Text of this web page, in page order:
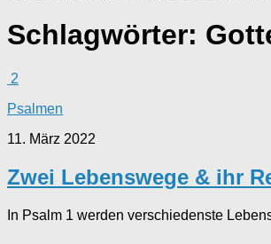
Schlagwörter:
2
Psalmen
11. März 2022
Zwei Lebenswege & ihr
In Psalm 1 werden verschiedenste